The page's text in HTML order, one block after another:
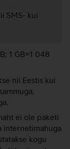
SMS- kui
1 GB=1 048
nii Eestis kui
ei ole paketi
internetimahuga
kogu